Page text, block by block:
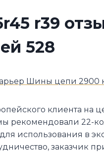
r39
528
Шины цепи 2900
клиента на
рекомендовали 22-
использования в
заказчик